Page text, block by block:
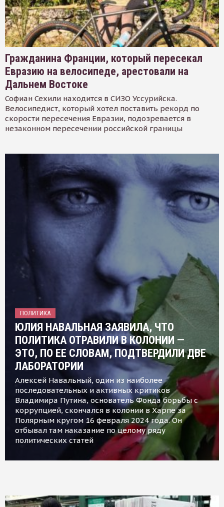
Гражданина Франции, который пересекал
Евразию на велосипеде, арестовали на
Дальнем Востоке
Софиан Сехили находится в СИЗО Уссурийска.
Велосипедист, который хотел поставить рекорд по
скорости пересечения Евразии, подозревается в
незаконном пересечении российской границы
ПОЛИТИКА
ЮЛИЯ НАВАЛЬНАЯ ЗАЯВИЛА, ЧТО
ПОЛИТИКА ОТРАВИЛИ В КОЛОНИИ —
ЭТО, ПО ЕЕ СЛОВАМ, ПОДТВЕРДИЛИ ДВЕ
ЛАБОРАТОРИИ
Алексей Навальный, один из наиболее
последовательных и активных критиков
Владимира Путина, основатель Фонда борьбы с
коррупцией, скончался в колонии в Харпе за
Полярным кругом 16 февраля 2024 года. Он
отбывал там наказание по целому ряду
политических статей